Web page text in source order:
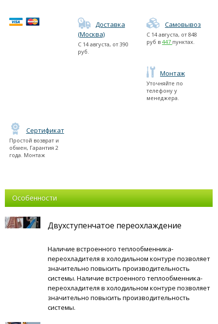
Доставка
(Москва)
С 14 августа, от 390
руб.
Самовывоз
С 14 августа, от 848
руб в 447 пунктах.
Монтаж
Уточняйте по
телефону у
менеджера.
Сертификат
Простой возврат и
обмен, Гарантия 2
года. Монтаж
Особенности
Двухступенчатое переохлаждение
Наличие встроенного теплообменника-
переохладителя в холодильном контуре позволяет
значительно повысить производительность
системы. Наличие встроенного теплообменника-
переохладителя в холодильном контуре позволяет
значительно повысить производительность
системы.